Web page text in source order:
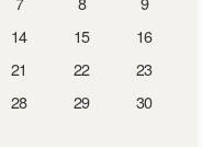
14 15
16
21 22
23
28 29
30